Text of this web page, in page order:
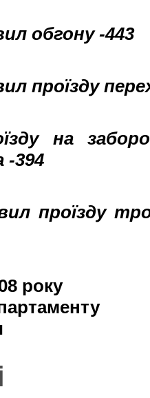
обгону -443
проїзду
на
-394
проїзду
року